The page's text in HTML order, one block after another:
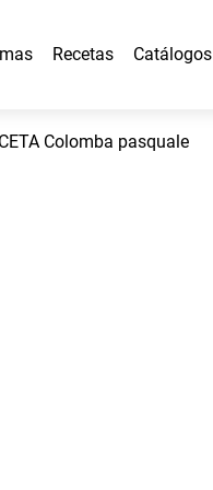
Recetas Catálogos
Colomba pasquale